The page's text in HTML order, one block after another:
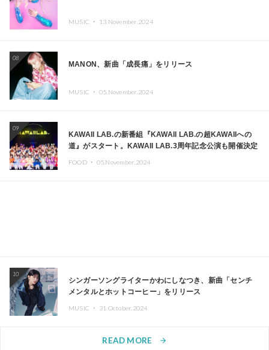
MUSIC ・ 13.November.2024
08
MANON、新曲「成長痛」をリリース
MUSIC ・ 05.November.2024
09
KAWAII LAB.の新番組『KAWAII LAB.の超KAWAIIへの
道』がスタート。KAWAII LAB.3周年記念公演も開催決定
FOOD ・ 05.November.2024
10
シンガーソングライターかわにしなつき、新曲「センチ
メンタルとホットコーヒー」をリリース
MUSIC ・ 31.October.2024
READ MORE arrow_forward